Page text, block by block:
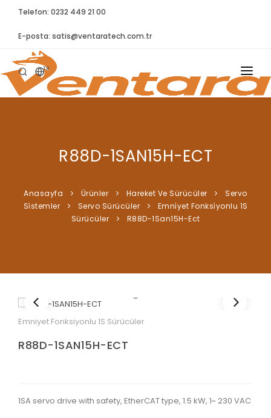
Telefon: 0232 449 21 00
E-posta: satis@ventaratech.com.tr
TR
ANASAYFA
BLOG
R88D-1SAN15H-ECT
Anasayfa Ürünler Hareket Ve Sürücüler
Servo
Si̇stemler
Servo Sürücüler
Emni̇yet Fonksi̇yonlu 1S
Sürücüler
R88D-1San15H-Ect
Emniyet Fonksiyonlu 1S Sürücüler
R88D-1SAN15H-ECT
1SA servo drive with safety, EtherCAT type, 1.5 kW, 1~ 230 VAC